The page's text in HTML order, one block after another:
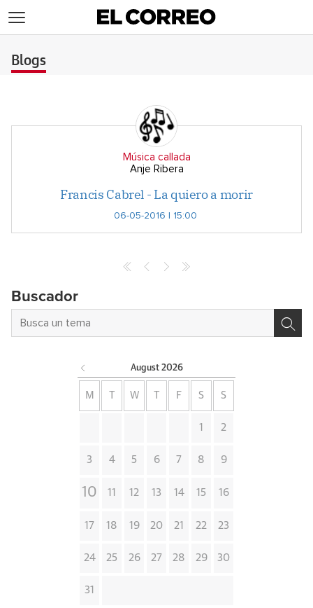
Blogs
Música callada
Anje Ribera
Francis Cabrel - La quiero a morir
06-05-2016 | 15:00
Buscador
August 2026
M W F S S
1 2
3 4 5 6 7 8 9
10 11 12 13 14 15 16
17 18 19 20 21 22 23
24 25 26 27 28 29 30
31